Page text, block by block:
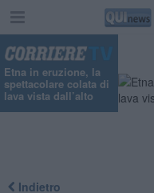
Etna in eruzione, la
spettacolare colata di
lava vista dall’alto
Indietro